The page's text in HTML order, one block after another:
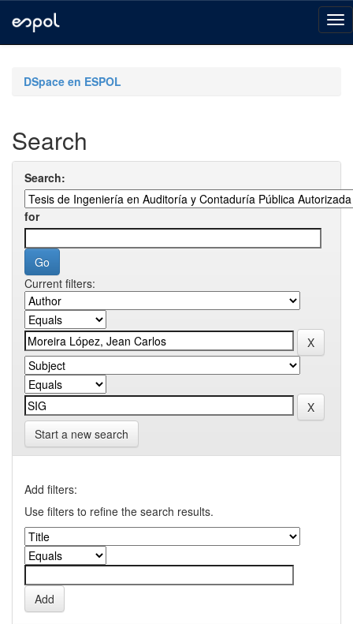
navigationDSpace en ESPOL
Search
Search:
for
Current filters:
Start a new search
Add filters:
Use filters to refine the search results.